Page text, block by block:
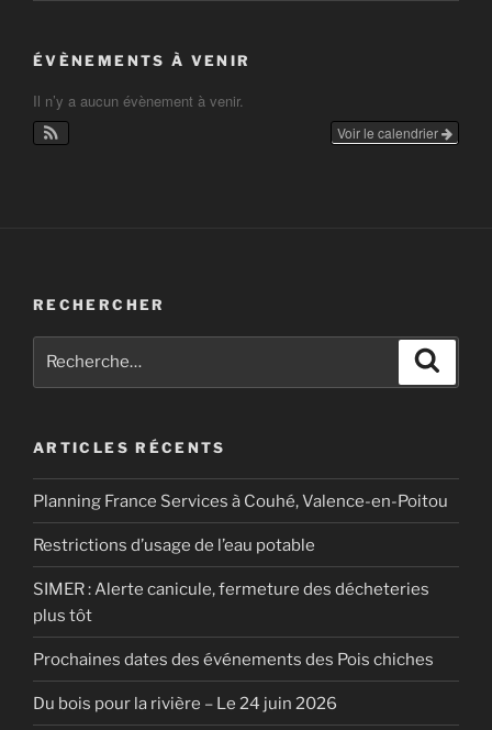
ÉVÈNEMENTS À VENIR
Il n’y a aucun évènement à venir.
Voir le calendrier
RECHERCHER
ARTICLES RÉCENTS
Planning France Services à Couhé, Valence-en-Poitou
Restrictions d’usage de l’eau potable
SIMER : Alerte canicule, fermeture des décheteries
plus tôt
Prochaines dates des événements des Pois chiches
Du bois pour la rivière – Le 24 juin 2026